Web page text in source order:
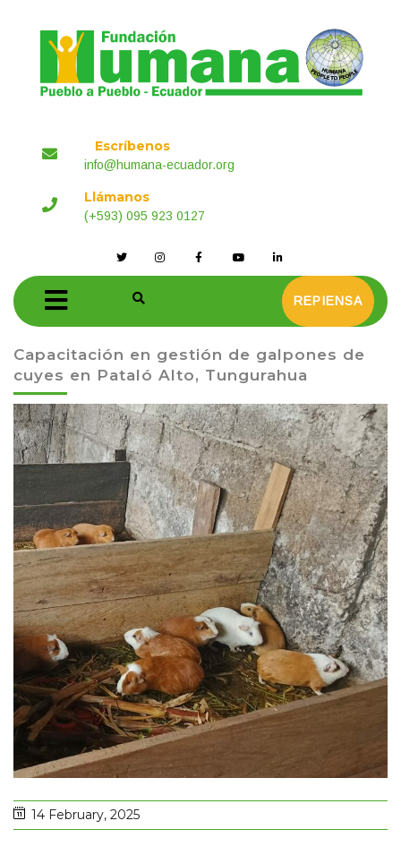
Escríbenos
info@humana-ecuador.org
Llámanos
(+593) 095 923 0127
REPIENSA
Capacitación en gestión de galpones de
cuyes en Pataló Alto, Tungurahua
14 February, 2025